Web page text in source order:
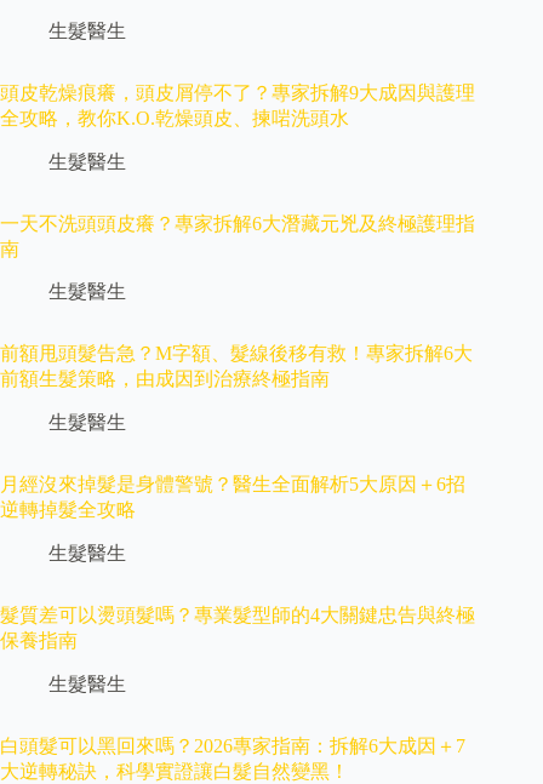
生髮醫生
頭皮乾燥痕癢，頭皮屑停不了？專家拆解9大成因與護理
全攻略，教你K.O.乾燥頭皮、揀啱洗頭水
生髮醫生
一天不洗頭頭皮癢？專家拆解6大潛藏元兇及終極護理指
南
生髮醫生
前額甩頭髮告急？M字額、髮線後移有救！專家拆解6大
前額生髮策略，由成因到治療終極指南
生髮醫生
月經沒來掉髮是身體警號？醫生全面解析5大原因＋6招
逆轉掉髮全攻略
生髮醫生
髮質差可以燙頭髮嗎？專業髮型師的4大關鍵忠告與終極
保養指南
生髮醫生
白頭髮可以黑回來嗎？2026專家指南：拆解6大成因＋7
大逆轉秘訣，科學實證讓白髮自然變黑！